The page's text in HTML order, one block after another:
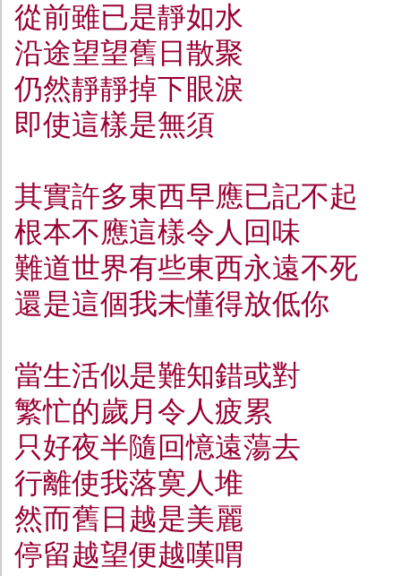
從前雖已是靜如水
沿途望望舊日散聚
仍然靜靜掉下眼淚
即使這樣是無須
其實許多東西早應已記不起
根本不應這樣令人回味
難道世界有些東西永遠不死
還是這個我未懂得放低你
當生活似是難知錯或對
繁忙的歲月令人疲累
只好夜半隨回憶遠蕩去
行離使我落寞人堆
然而舊日越是美麗
停留越望便越嘆喟